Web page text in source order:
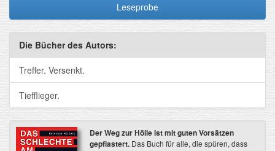
Leseprobe
Die Bücher des Autors:
Treffer. Versenkt.
Tiefflieger.
Der Weg zur Hölle ist mit guten Vorsätzen
gepflastert.Das Buch für alle, die spüren, dass